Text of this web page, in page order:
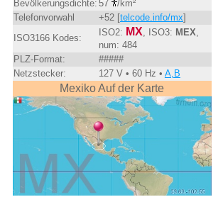
Bevölkerungsdichte: 57
/km²
Telefonvorwahl
+52 [telcode.info/mx]
ISO3166 Kodes:
ISO2: MX , ISO3: MEX
num: 484
PLZ-Format:
#####
Netzstecker:
127 V • 60 Hz • A,B
Mexiko Auf der Karte